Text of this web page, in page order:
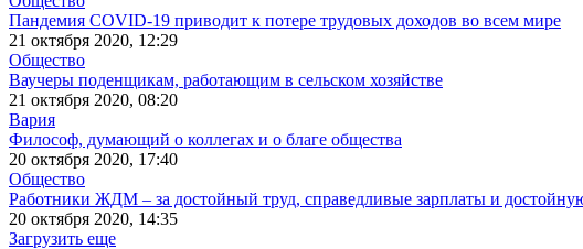
Пандемия COVID-19 приводит к потере трудовых доходов во всем мире
21 октября 2020, 12:29
Общество
Ваучеры поденщикам, работающим в сельском хозяйстве
21 октября 2020, 08:20
Вария
Философ, думающий о коллегах и о благе общества
20 октября 2020, 17:40
Общество
Работники ЖДМ ‒ за достойный труд, справедливые зарплаты и
20 октября 2020, 14:35
Загрузить еще